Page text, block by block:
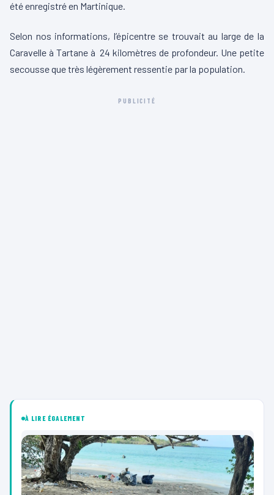
été enregistré en Martinique.
Selon nos informations, l’épicentre se trouvait au large de la
Caravelle à Tartane à 24 kilomètres de profondeur. Une petite
secousse que très légèrement ressentie par la population.
PUBLICITÉ
À LIRE ÉGALEMENT